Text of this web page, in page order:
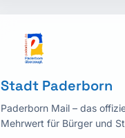
Stadt Paderborn
Paderborn Mail – das
Mehrwert für Bürger und